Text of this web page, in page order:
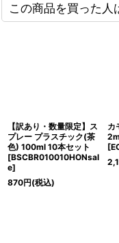
この商品を買った人
【訳あり・数量限定】ス
プレー プラスチック(茶
色) 100ml 10本セット
[BSCBR010010HONsal
e]
870円(税込)
カ
[